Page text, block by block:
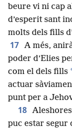
beure vi ni cap
d’esperit sant
molts dels fills
17 A més,
poder d’Elies
com el dels fills
actuar
punt per a
18
puc estar segur